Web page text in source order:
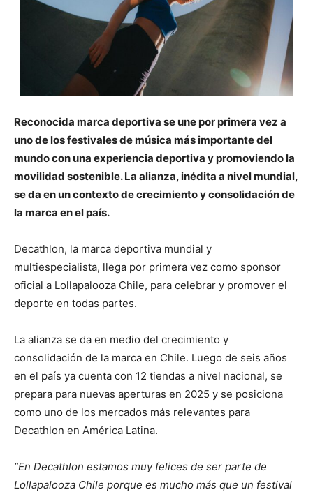
Reconocida marca deportiva se une por primera vez a
uno de los festivales de música más importante del
mundo con una experiencia deportiva y promoviendo la
movilidad sostenible.La alianza, inédita a nivel mundial,
se da en un contexto de crecimiento y consolidación de
la marca en el país.
Decathlon, la marca deportiva mundial y
multiespecialista, llega por primera vez como sponsor
oficial a Lollapalooza Chile, para celebrar y promover el
deporte en todas partes.
La alianza se da en medio del crecimiento y
consolidación de la marca en Chile. Luego de seis años
en el país ya cuenta con 12 tiendas a nivel nacional, se
prepara para nuevas aperturas en 2025 y se posiciona
como uno de los mercados más relevantes para
Decathlon en América Latina.
“En Decathlon estamos muy felices de ser parte de
Lollapalooza Chile porque es mucho más que un festival